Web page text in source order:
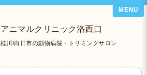
ニマルクリニック洛西口
川/向日市の動物病院・トリミングサロン
MENU